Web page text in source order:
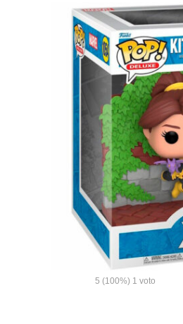
5 (100%) 1 voto